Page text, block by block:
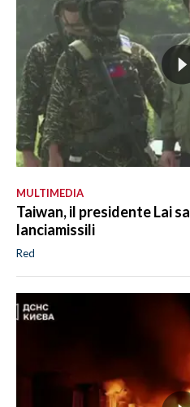
MULTIMEDIA
Taiwan, il presidente Lai
lanciamissili
Red